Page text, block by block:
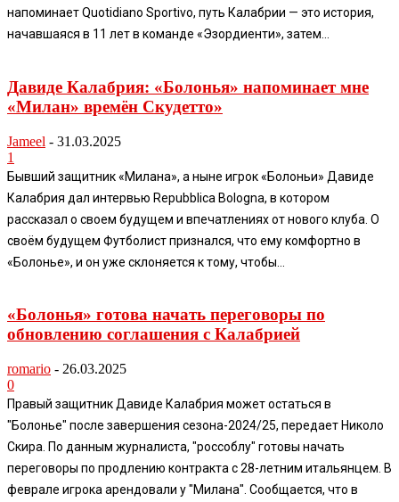
напоминает Quotidiano Sportivo, путь Калабрии — это история,
начавшаяся в 11 лет в команде «Эзордиенти», затем...
Давиде Калабрия: «Болонья» напоминает мне
«Милан» времён Скудетто»
Jameel - 31.03.2025
1
Бывший защитник «Милана», а ныне игрок «Болоньи» Давиде
Калабрия дал интервью Repubblica Bologna, в котором
рассказал о своем будущем и впечатлениях от нового клуба. О
своём будущем Футболист признался, что ему комфортно в
«Болонье», и он уже склоняется к тому, чтобы...
«Болонья» готова начать переговоры по
обновлению соглашения с Калабрией
romario - 26.03.2025
0
Правый защитник Давиде Калабрия может остаться в
"Болонье" после завершения сезона-2024/25, передает Николо
Скира. По данным журналиста, "россоблу" готовы начать
переговоры по продлению контракта с 28-летним итальянцем. В
феврале игрока арендовали у "Милана". Сообщается, что в